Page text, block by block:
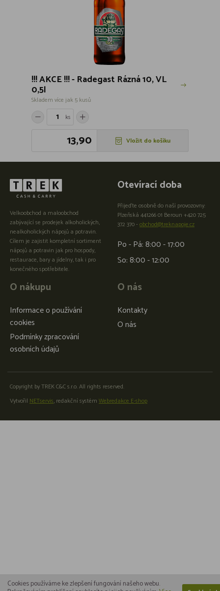
!!! AKCE !!! - Radegast Rázná 10, VL
0,5l
Skladem více jak 5 kusů
ks
13,90 Vložit do košíku
Velkoobchod a maloobchod
zabývající se prodejek alkoholických,
nealkoholických nápojů a potravin.
Cílem je zajistit kompletní sortiment
nápojů a potravin jak pro hospody,
restaurace, bary a jídelny, tak i pro
konečného spotřebitele.
O nákupu
Informace o používání
cookies
Podmínky zpracování
osobních údajů
O nás
Kontakty
O nás
Otevírací doba
Přijeďte osobně do naší provozovny:
Plzeňská 441266 01 Beroun +420 725
372 370 -obchod@treknapoje.cz
Po - Pá: 8:00 - 17:00
So: 8:00 - 12:00
Copyright by TREK C&C s.r.o. All rights reserved.
Vytvořil NETservis, redakční systém Webredakce E-shop
Cookies používáme ke zlepšení fungování našeho webu.